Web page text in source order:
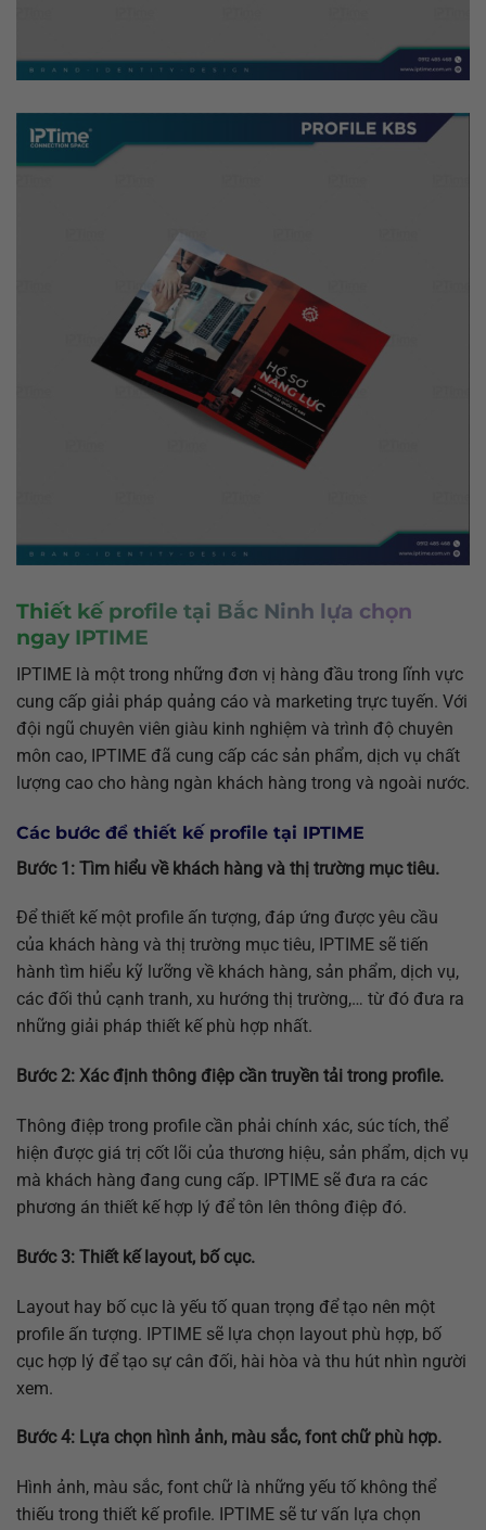
Thiết kế profile tại Bắc Ninh lựa chọn
ngay IPTIME
IPTIME là một trong những đơn vị hàng đầu trong lĩnh vực
cung cấp giải pháp quảng cáo và marketing trực tuyến. Với
đội ngũ chuyên viên giàu kinh nghiệm và trình độ chuyên
môn cao, IPTIME đã cung cấp các sản phẩm, dịch vụ chất
lượng cao cho hàng ngàn khách hàng trong và ngoài nước.
Các bước để thiết kế profile tại IPTIME
Bước 1: Tìm hiểu về khách hàng và thị trường mục tiêu.
Để thiết kế một profile ấn tượng, đáp ứng được yêu cầu
của khách hàng và thị trường mục tiêu, IPTIME sẽ tiến
hành tìm hiểu kỹ lưỡng về khách hàng, sản phẩm, dịch vụ,
các đối thủ cạnh tranh, xu hướng thị trường,… từ đó đưa ra
những giải pháp thiết kế phù hợp nhất.
Bước 2: Xác định thông điệp cần truyền tải trong profile.
Thông điệp trong profile cần phải chính xác, súc tích, thể
hiện được giá trị cốt lõi của thương hiệu, sản phẩm, dịch vụ
mà khách hàng đang cung cấp. IPTIME sẽ đưa ra các
phương án thiết kế hợp lý để tôn lên thông điệp đó.
Bước 3: Thiết kế layout, bố cục.
Layout hay bố cục là yếu tố quan trọng để tạo nên một
profile ấn tượng. IPTIME sẽ lựa chọn layout phù hợp, bố
cục hợp lý để tạo sự cân đối, hài hòa và thu hút nhìn người
xem.
Bước 4: Lựa chọn hình ảnh, màu sắc, font chữ phù hợp.
Hình ảnh, màu sắc, font chữ là những yếu tố không thể
thiếu trong thiết kế profile. IPTIME sẽ tư vấn lựa chọn